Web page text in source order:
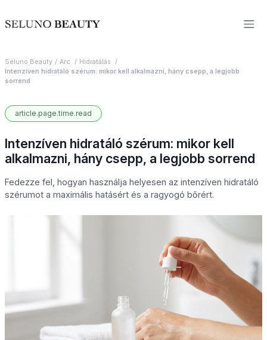
Seluno Beauty Arc
Hidratálás
Intenzíven hidratáló szérum: mikor kell alkalmazni, hány csepp, a legjobb
sorrend
article.page.time.read
Intenzíven hidratáló szérum: mikor kell
alkalmazni, hány csepp, a legjobb sorrend
Fedezze fel, hogyan használja helyesen az intenzíven hidratáló
szérumot a maximális hatásért és a ragyogó bőrért.